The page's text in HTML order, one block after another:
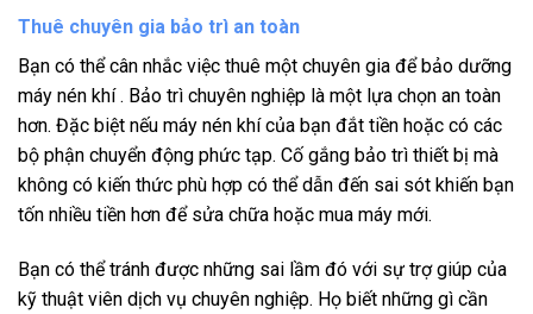
Thuê chuyên gia bảo trì an toàn
Bạn có thể cân nhắc việc thuê một chuyên gia để bảo dưỡng
máy nén khí . Bảo trì chuyên nghiệp là một lựa chọn an toàn
hơn. Đặc biệt nếu máy nén khí của bạn đắt tiền hoặc có các
bộ phận chuyển động phức tạp. Cố gắng bảo trì thiết bị mà
không có kiến ​​thức phù hợp có thể dẫn đến sai sót khiến bạn
tốn nhiều tiền hơn để sửa chữa hoặc mua máy mới.
Bạn có thể tránh được những sai lầm đó với sự trợ giúp của
kỹ thuật viên dịch vụ chuyên nghiệp. Họ biết những gì cần